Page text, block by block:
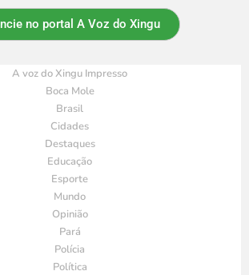
no portal A Voz do Xingu
A voz do Xingu Impresso
Boca Mole
Brasil
Cidades
Destaques
Educação
Esporte
Mundo
Opinião
Pará
Polícia
Política